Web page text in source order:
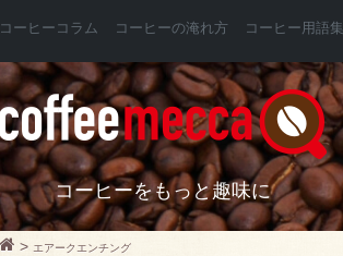
コーヒーコラム コーヒーの淹れ方 コーヒー用語集
コーヒーをもっと趣味に
> エアークエンチング